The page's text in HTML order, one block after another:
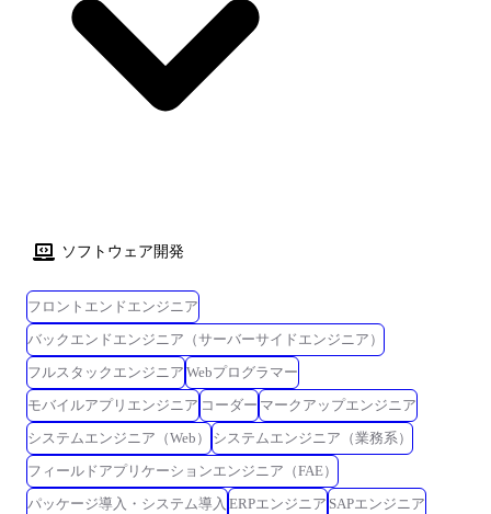
ソフトウェア開発
フロントエンドエンジニア
バックエンドエンジニア（サーバーサイドエンジニア）
フルスタックエンジニア Webプログラマー
モバイルアプリエンジニア コーダー マークアップエンジニア
システムエンジニア（Web）
システムエンジニア（業務系）
フィールドアプリケーションエンジニア（FAE）
パッケージ導入・システム導入 ERPエンジニア SAPエンジニア